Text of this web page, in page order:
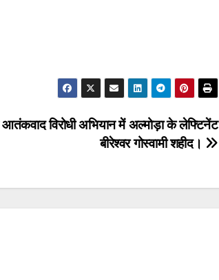
विरोधी अभियान में अल्मोड़ा के लेफ्टिनेंट
बीरेश्वर गोस्वामी शहीद।